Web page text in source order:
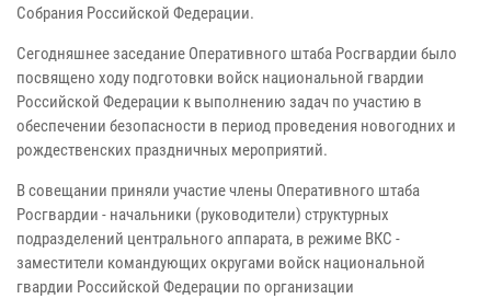
Собрания Российской Федерации.
Сегодняшнее заседание Оперативного штаба Росгвардии было
посвящено ходу подготовки войск национальной гвардии
Российской Федерации к выполнению задач по участию в
обеспечении безопасности в период проведения новогодних и
рождественских праздничных мероприятий.
В совещании приняли участие члены Оперативного штаба
Росгвардии - начальники (руководители) структурных
подразделений центрального аппарата, в режиме ВКС -
заместители командующих округами войск национальной
гвардии Российской Федерации по организации